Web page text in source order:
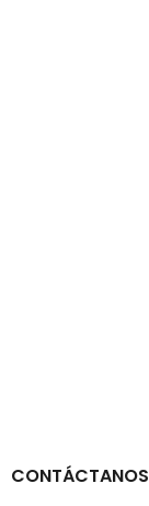
CONTÁCTANOS